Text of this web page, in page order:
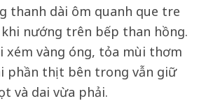
thanh dài ôm quanh que tre
nướng trên bếp than hồng.
xém vàng óng, tỏa mùi thơm
phần thịt bên trong vẫn giữ
và dai vừa phải.